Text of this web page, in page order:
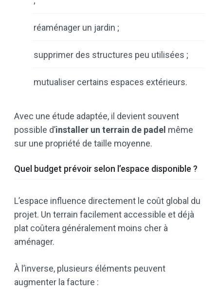
réaménager un jardin ;
supprimer des structures peu utilisées ;
mutualiser certains espaces extérieurs.
Avec une étude adaptée, il devient souvent
possible d’installer un terrain de padel même
sur une propriété de taille moyenne.
Quel budget prévoir selon l’espace disponible ?
L’espace influence directement le coût global du
projet. Un terrain facilement accessible et déjà
plat coûtera généralement moins cher à
aménager.
À l’inverse, plusieurs éléments peuvent
augmenter la facture :